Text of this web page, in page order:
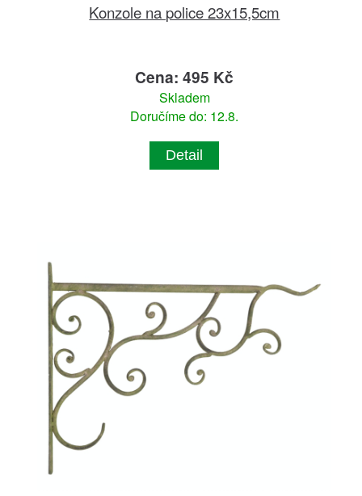
Konzole na police 23x15,5cm
Cena: 495 Kč
Skladem
Doručíme do: 12.8.
Detail